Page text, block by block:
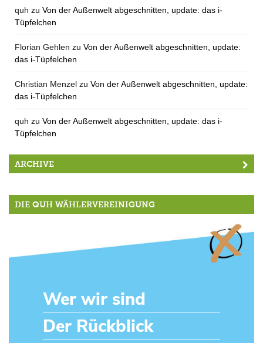
quh zu Von der Außenwelt abgeschnitten, update: das i-
Tüpfelchen
Florian Gehlen zu Von der Außenwelt abgeschnitten, update:
das i-Tüpfelchen
Christian Menzel zu Von der Außenwelt abgeschnitten, update:
das i-Tüpfelchen
quh zu Von der Außenwelt abgeschnitten, update: das i-
Tüpfelchen
ARCHIVE
DIE QUH WÄHLERVEREINIGUNG
Wer wir sind
Der Rückblick